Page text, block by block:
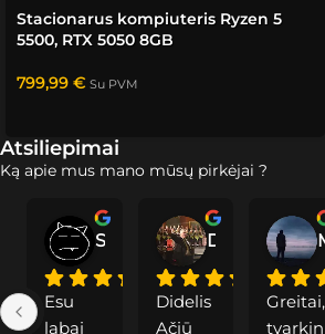
Stacionarus kompiuteris Ryzen 5
5500, RTX 5050 8GB
799,99 € Su PVM
Atsiliepimai
Ką apie mus mano mūsų pirkėjai ?
Esu
labai
Didelis
Ačiū
Greitai,
tvarkin